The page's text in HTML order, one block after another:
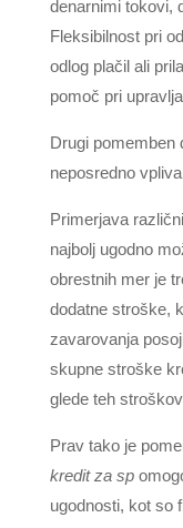
denarnimi tokovi,
Fleksibilnost pri
odlog plačil ali
pomoč pri
Drugi pomemben
neposredno
Primerjava
najbolj ugodno
obrestnih mer je
dodatne stroške,
zavarovanja
skupne stroške
glede teh
Prav tako je
kredit za sp
ugodnosti, kot so